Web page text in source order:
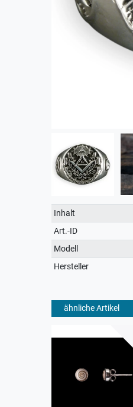
Technisches
Merkmal
Wert
Inhalt
Art.-ID
Modell
Hersteller
ähnliche Artikel